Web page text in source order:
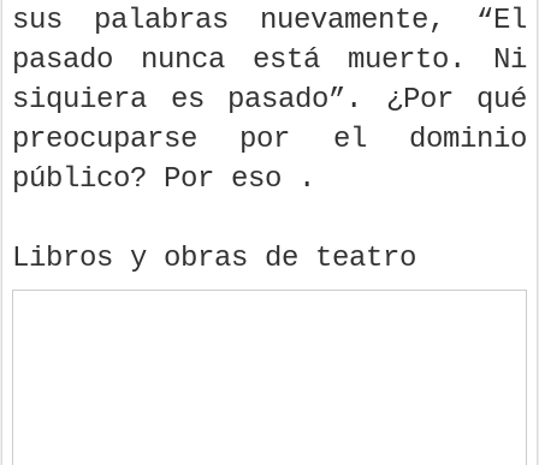
sus palabras nuevamente, “El
pasado nunca está muerto. Ni
siquiera es pasado”. ¿Por qué
preocuparse por el dominio
público? Por eso .
Libros y obras de teatro